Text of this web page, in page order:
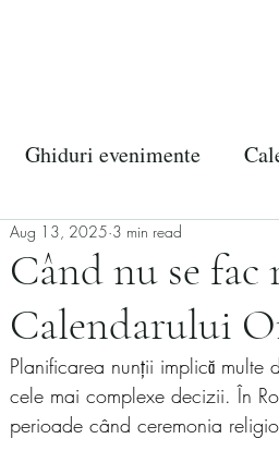
Ghiduri evenimente
Private Evenimente
Când nu se
Calendarului
Aug 13, 2025 3 min read
Planificarea nunții implică
cele mai complexe decizii. În
perioade când ceremonia